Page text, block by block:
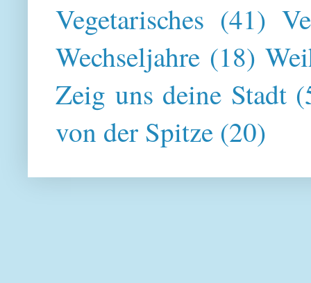
Vegetarisches (41)
Wechseljahre (18)
Zeig uns deine Stadt
von der Spitze (20)